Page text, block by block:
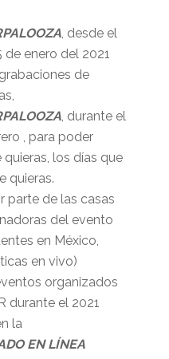
, desde el
de enero del 2021
de
, durante el
, para poder
los días que
quieras.
parte de las casas
del evento
en México,
en vivo)
organizados
durante el 2021
la
EN LÍNEA